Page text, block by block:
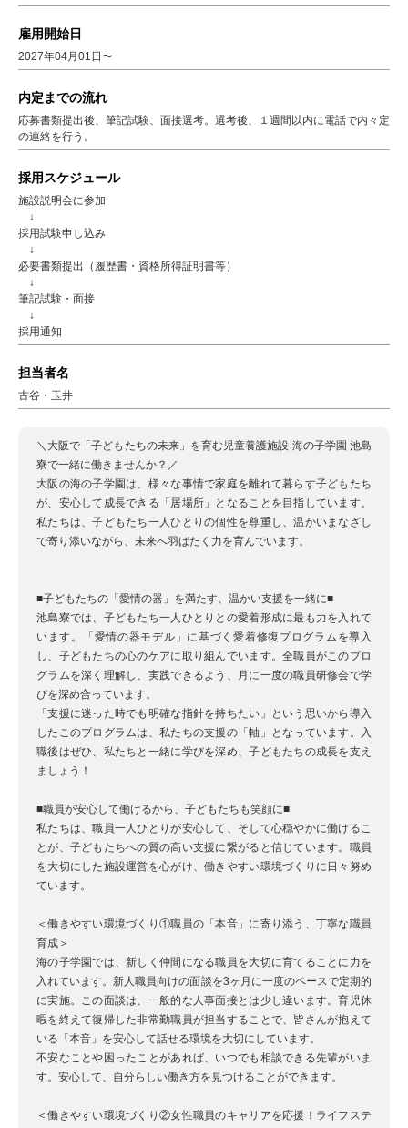
雇用開始日
2027年04月01日〜
内定までの流れ
応募書類提出後、筆記試験、面接選考。選考後、１週間以内に電話で内々定
の連絡を行う。
採用スケジュール
施設説明会に参加
↓
採用試験申し込み
↓
必要書類提出（履歴書・資格所得証明書等）
↓
筆記試験・面接
↓
採用通知
担当者名
古谷・玉井
＼大阪で「子どもたちの未来」を育む児童養護施設 海の子学園 池島
寮で一緒に働きませんか？／
大阪の海の子学園は、様々な事情で家庭を離れて暮らす子どもたち
が、安心して成長できる「居場所」となることを目指しています。
私たちは、子どもたち一人ひとりの個性を尊重し、温かいまなざし
で寄り添いながら、未来へ羽ばたく力を育んでいます。
■子どもたちの「愛情の器」を満たす、温かい支援を一緒に■
池島寮では、子どもたち一人ひとりとの愛着形成に最も力を入れて
います。「愛情の器モデル」に基づく愛着修復プログラムを導入
し、子どもたちの心のケアに取り組んでいます。全職員がこのプロ
グラムを深く理解し、実践できるよう、月に一度の職員研修会で学
びを深め合っています。
「支援に迷った時でも明確な指針を持ちたい」という思いから導入
したこのプログラムは、私たちの支援の「軸」となっています。入
職後はぜひ、私たちと一緒に学びを深め、子どもたちの成長を支え
ましょう！
■職員が安心して働けるから、子どもたちも笑顔に■
私たちは、職員一人ひとりが安心して、そして心穏やかに働けるこ
とが、子どもたちへの質の高い支援に繋がると信じています。職員
を大切にした施設運営を心がけ、働きやすい環境づくりに日々努め
ています。
＜働きやすい環境づくり①職員の「本音」に寄り添う、丁寧な職員
育成＞
海の子学園では、新しく仲間になる職員を大切に育てることに力を
入れています。新人職員向けの面談を3ヶ月に一度のペースで定期的
に実施。この面談は、一般的な人事面接とは少し違います。育児休
暇を終えて復帰した非常勤職員が担当することで、皆さんが抱えて
いる「本音」を安心して話せる環境を大切にしています。
不安なことや困ったことがあれば、いつでも相談できる先輩がいま
す。安心して、自分らしい働き方を見つけることができます。
＜働きやすい環境づくり②女性職員のキャリアを応援！ライフステ